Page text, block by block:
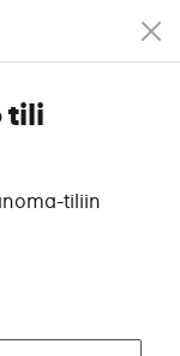
tili
tiliin